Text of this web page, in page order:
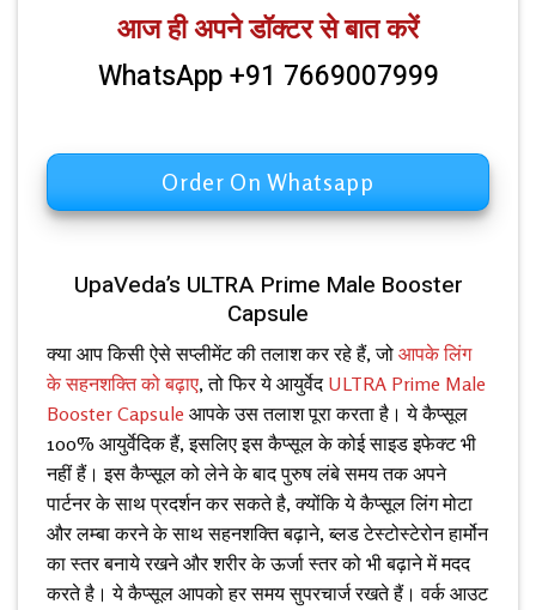
आज ही अपने डॉक्टर से बात करें
WhatsApp +91 7669007999
Order On Whatsapp
UpaVeda’s ULTRA Prime Male Booster
Capsule
क्या आप किसी ऐसे सप्लीमेंट की तलाश कर रहे हैं, जो आपके लिंग
के सहनशक्ति को बढ़ाए, तो फिर ये आयुर्वेद ULTRA Prime Male
Booster Capsule आपके उस तलाश पूरा करता है। ये कैप्सूल
100% आयुर्वेदिक हैं, इसलिए इस कैप्सूल के कोई साइड इफेक्ट भी
नहीं हैं। इस कैप्सूल को लेने के बाद पुरुष लंबे समय तक अपने
पार्टनर के साथ प्रदर्शन कर सकते है, क्योंकि ये कैप्सूल लिंग मोटा
और लम्बा करने के साथ सहनशक्ति बढ़ाने, ब्लड टेस्टोस्टेरोन हार्मोन
का स्तर बनाये रखने और शरीर के ऊर्जा स्तर को भी बढ़ाने में मदद
करते है। ये कैप्सूल आपको हर समय सुपरचार्ज रखते हैं। वर्क आउट